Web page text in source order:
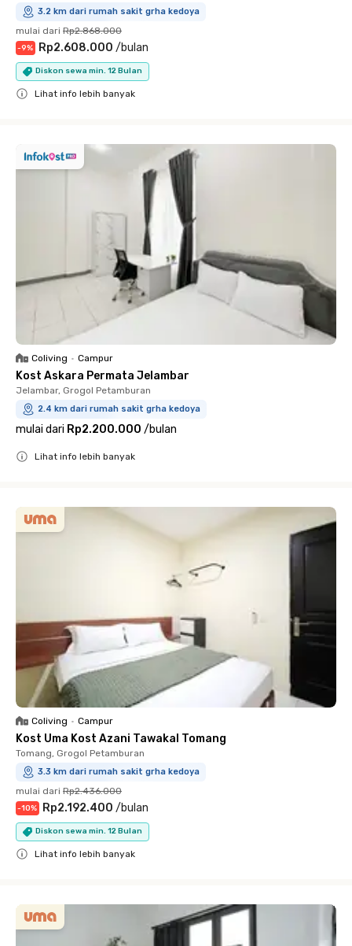
3.2 km dari rumah sakit grha kedoya
mulai dari Rp2.868.000
-9% Rp2.608.000 /bulan
Diskon sewa min. 12 Bulan
Lihat info lebih banyak
Coliving • Campur
Kost Askara Permata Jelambar
Jelambar, Grogol Petamburan
2.4 km dari rumah sakit grha kedoya
mulai dari Rp2.200.000 /bulan
Lihat info lebih banyak
Coliving • Campur
Kost Uma Kost Azani Tawakal Tomang
Tomang, Grogol Petamburan
3.3 km dari rumah sakit grha kedoya
mulai dari Rp2.436.000
-10% Rp2.192.400 /bulan
Diskon sewa min. 12 Bulan
Lihat info lebih banyak